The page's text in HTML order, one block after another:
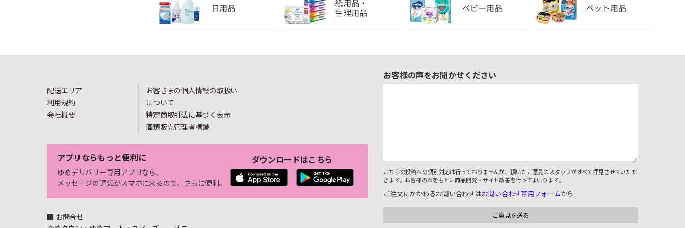
配送エリア
利用規約
会社概要
お客さまの個人情報の取扱い
について
特定商取引法に基づく表示
酒類販売管理者標識
アプリならもっと便利に
ゆめデリバリー専用アプリなら、
メッセージの通知がスマホに来るので、さらに便利。
ダウンロードはこちら
■ お問合せ
お客様の声をお聞かせください
こちらの投稿への個別対応は行っておりませんが、頂いたご意見はスタッフがすべて拝見させていただ
きます。お客様の声をもとに商品開発・サイト改善を行ってまいります。
ご注文にかかわるお問い合わせはお問い合わせ専用フォームから